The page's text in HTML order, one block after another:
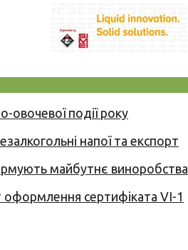
овочевої події року
напої та експорт
майбутнє виноробства
сертифіката VI-1